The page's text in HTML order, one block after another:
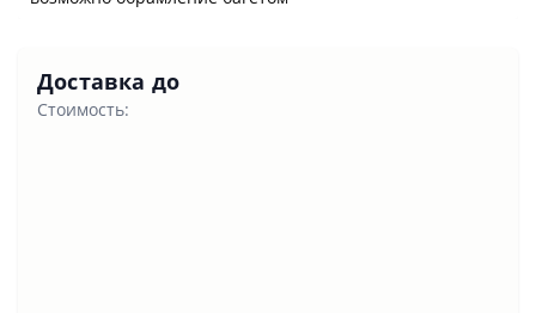
Доставка до
Стоимость: